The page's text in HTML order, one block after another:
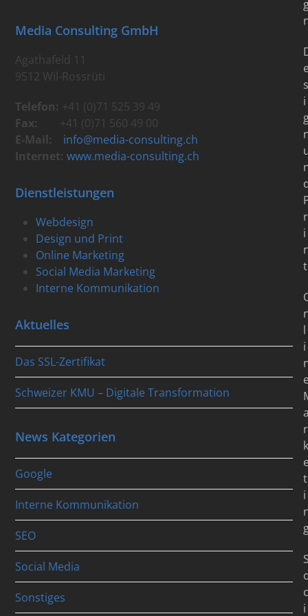
Media Consulting GmbH
Agathafeld 11
9512 Wil-Rossrüti
Telefon: +41 (0)71 525 39 49
Fax:
+41 (0)71 560 49 00
E-Mail:
info@media-consulting.ch
Internet: www.media-consulting.ch
Dienstleistungen
Webdesign
Design und Print
Online Marketing
Social Media Marketing
Interne Kommunikation
Aktuelles
Das SSL-Zertifikat
Schweizer KMU – Digitale Transformation
News Kategorien
Google
Interne Kommunikation
SEO
Social Media
Sonstiges
s
i
r
i
t
l
i
r
k
t
i
c
i